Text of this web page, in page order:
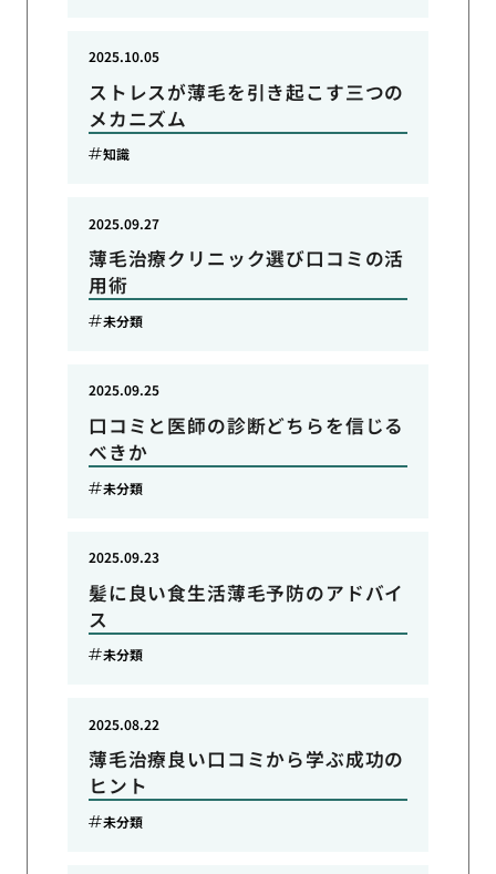
ストレスが薄毛を引き起こす三つの
メカニズム
2025.10.05
知識
薄毛治療クリニック選び口コミの活
用術
2025.09.27
未分類
口コミと医師の診断どちらを信じる
べきか
2025.09.25
未分類
髪に良い食生活薄毛予防のアドバイ
ス
2025.09.23
未分類
薄毛治療良い口コミから学ぶ成功の
ヒント
2025.08.22
未分類